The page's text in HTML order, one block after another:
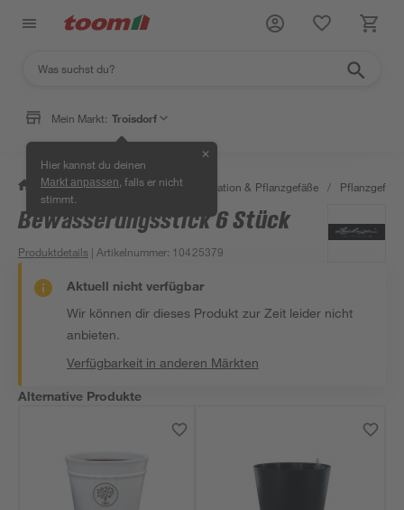
Mein Markt: Troisdorf
Hier kannst du deinen
Markt anpassen , falls er nicht
stimmt.
✕
/ Garten & Freizeit / Gartendekoration & Pflanzgefäße /
Bewässerungsstick 6 Stück
Produktdetails | Artikelnummer: 10425379
Aktuell nicht verfügbar
Wir können dir dieses Produkt zur Zeit leider nicht
anbieten.
Verfügbarkeit in anderen Märkten
Alternative Produkte